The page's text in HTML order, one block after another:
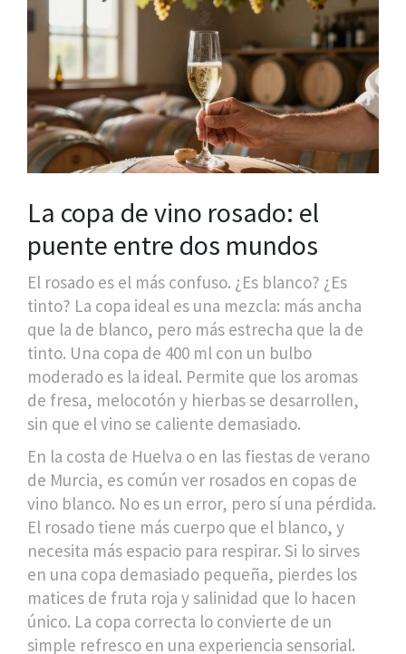
La copa de vino rosado: el
puente entre dos mundos
El rosado es el más confuso. ¿Es blanco? ¿Es
tinto? La copa ideal es una mezcla: más ancha
que la de blanco, pero más estrecha que la de
tinto. Una copa de 400 ml con un bulbo
moderado es la ideal. Permite que los aromas
de fresa, melocotón y hierbas se desarrollen,
sin que el vino se caliente demasiado.
En la costa de Huelva o en las fiestas de verano
de Murcia, es común ver rosados en copas de
vino blanco. No es un error, pero sí una pérdida.
El rosado tiene más cuerpo que el blanco, y
necesita más espacio para respirar. Si lo sirves
en una copa demasiado pequeña, pierdes los
matices de fruta roja y salinidad que lo hacen
único. La copa correcta lo convierte de un
simple refresco en una experiencia sensorial.